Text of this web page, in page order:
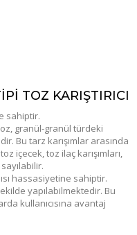
TOZ KARIŞTIRICI
sahiptir.
toz, granül-granül türdeki
Bu tarz karışımlar arasında
içecek, toz ilaç karışımları,
ısı hassasiyetine sahiptir.
yapılabilmektedir. Bu
kullanıcısına avantaj